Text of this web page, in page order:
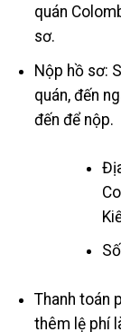
quán
sơ.
Nộp hồ sơ:
quán, đến
đến để nộp.
Thanh toán
thêm lệ phí